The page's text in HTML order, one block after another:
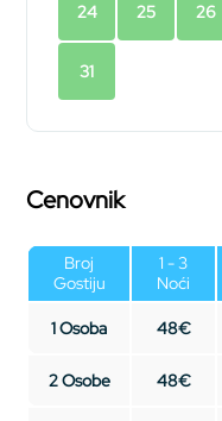
24 25 26
31
Cenovnik
Broj
Gostiju
1 - 3
Noći
1 Osoba 48€
2 Osobe 48€